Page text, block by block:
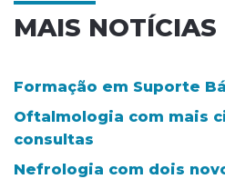
MAIS NOTÍCIAS
Formação em Suporte
Oftalmologia com mais
consultas
Nefrologia com dois